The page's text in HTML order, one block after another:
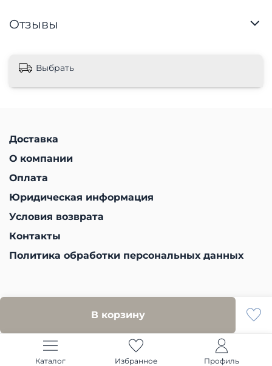
В корзину
Отзывы
Выбрать
Доставка
О компании
Оплата
Юридическая информация
Условия возврата
Контакты
Политика обработки персональных данных
Каталог Избранное Профиль